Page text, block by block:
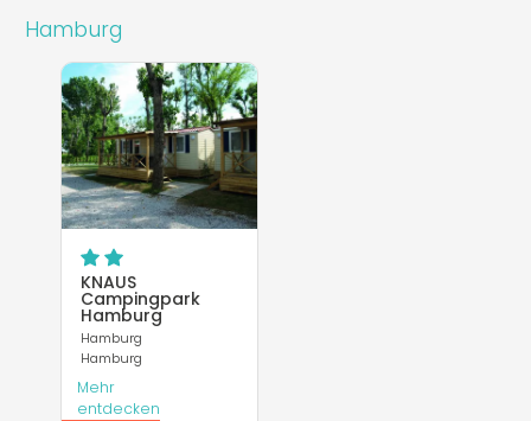
Hamburg
KNAUS
Campingpark
Hamburg
Hamburg
Hamburg
Mehr
entdecken